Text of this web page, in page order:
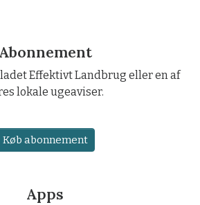
Abonnement
Effektivt Landbrug eller en af
lokale ugeaviser.
Køb abonnement
Apps